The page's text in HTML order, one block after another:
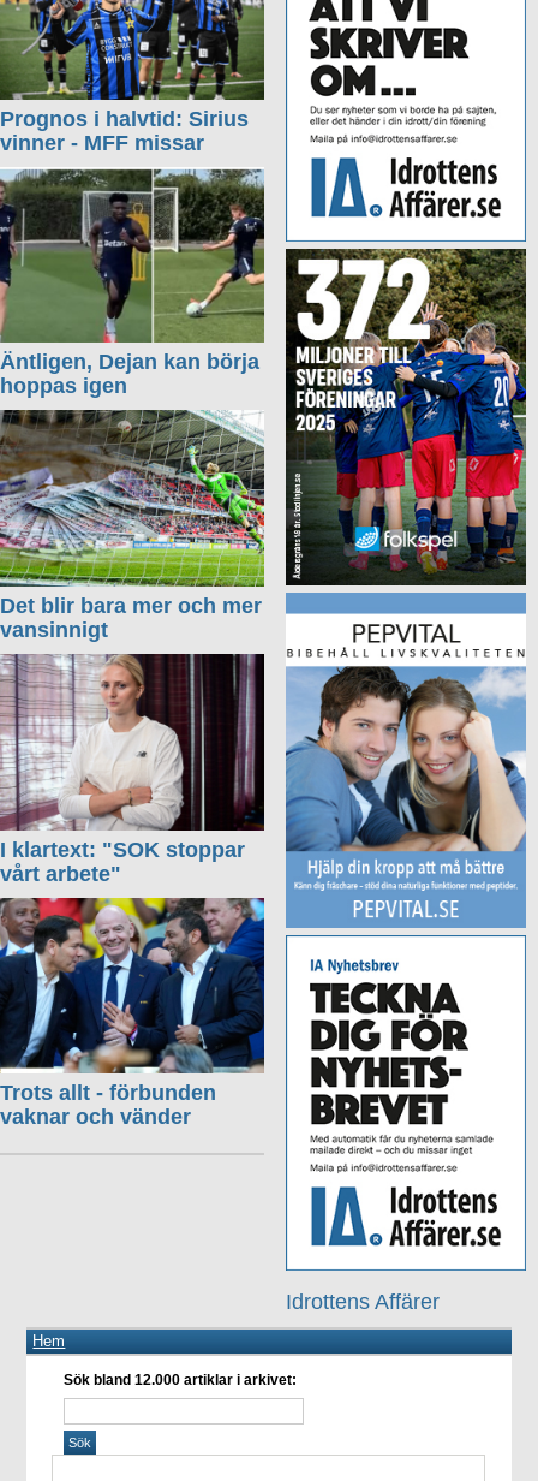
Idrottens Affärer
Prognos i halvtid: Sirius
vinner - MFF missar
Äntligen, Dejan kan börja
hoppas igen
Det blir bara mer och mer
vansinnigt
I klartext: "SOK stoppar
vårt arbete"
Trots allt - förbunden
vaknar och vänder
Hem
Sök bland 12.000 artiklar i arkivet: